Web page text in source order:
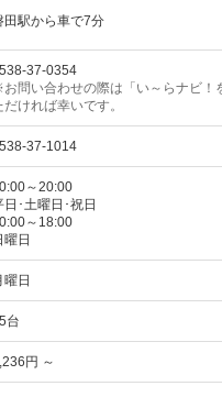
田駅から車で7分
37-0354
問い合わせの際は「い～らナビ！
だければ幸いです。
37-1014
～20:00
日･土曜日･祝日
～18:00
曜日
曜日
台
円 ～